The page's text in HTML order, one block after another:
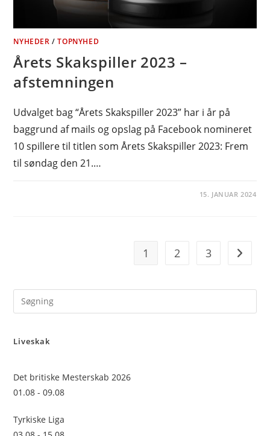
NYHEDER /TOPNYHED
Årets Skakspiller 2023 –
afstemningen
Udvalget bag “Årets Skakspiller 2023” har i år på
baggrund af mails og opslag på Facebook nomineret
10 spillere til titlen som Årets Skakspiller 2023: Frem
til søndag den 21.…
15. JANUAR 2024
1 2 3 Go to
Liveskak
Det britiske Mesterskab 2026
01.08 - 09.08
Tyrkiske Liga